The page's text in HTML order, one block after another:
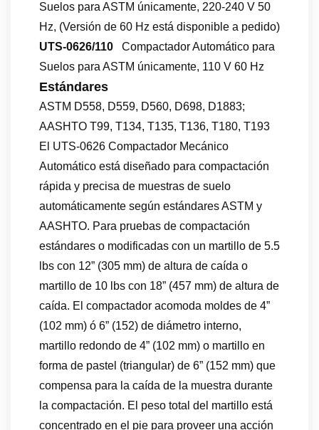
Suelos para ASTM únicamente, 220-240 V 50
Hz, (Versión de 60 Hz está disponible a pedido)
UTS-0626/110 Compactador Automático para
Suelos para ASTM únicamente, 110 V 60 Hz
Estándares
ASTM D558, D559, D560, D698, D1883;
AASHTO T99, T134, T135, T136, T180, T193
El UTS-0626 Compactador Mecánico
Automático está diseñado para compactación
rápida y precisa de muestras de suelo
automáticamente según estándares ASTM y
AASHTO. Para pruebas de compactación
estándares o modificadas con un martillo de 5.5
lbs con 12” (305 mm) de altura de caída o
martillo de 10 lbs con 18” (457 mm) de altura de
caída. El compactador acomoda moldes de 4”
(102 mm) ó 6” (152) de diámetro interno,
martillo redondo de 4” (102 mm) o martillo en
forma de pastel (triangular) de 6” (152 mm) que
compensa para la caída de la muestra durante
la compactación. El peso total del martillo está
concentrado en el pie para proveer una acción